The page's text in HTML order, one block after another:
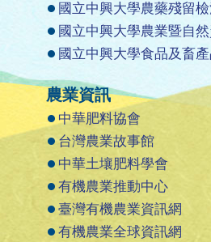
國立中興大學農藥殘留
國立中興大學農業暨自
國立中興大學食品及畜
農業資訊
中華肥料協會
台灣農業故事館
中華土壤肥料學會
有機農業推動中心
臺灣有機農業資訊網
有機農業全球資訊網